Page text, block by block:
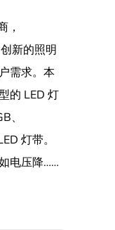
LED
Lightstec
指
，
新的照明
需求。本
的 LED 灯
、
灯带。
电压降……